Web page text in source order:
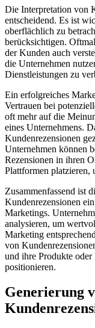
Die Interpretation von
entscheidend. Es ist
oberflächlich zu
berücksichtigen.
der Kunden auch
die Unternehmen
Dienstleistungen zu
Ein erfolgreiches
Vertrauen bei
oft mehr auf die
eines Unternehmens.
Kundenrezensionen
Unternehmen können
Rezensionen in ihren
Plattformen platzieren,
Zusammenfassend ist
Kundenrezensionen
Marketings.
analysieren, um
Marketing
von
und ihre Produkte
positionieren.
Generierung